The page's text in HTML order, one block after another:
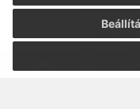
A legutolsó